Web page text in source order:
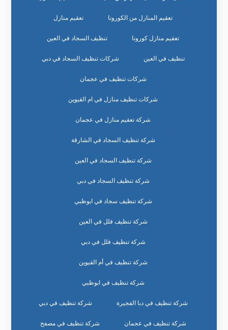
تعقيم المنازل من الكورونا تعقيم منازل
تعقيم منازل كورونا تنظيف السجاد في العين
تنظيف في العين شركات تنظيف السجاد في دبي
شركات تنظيف في عجمان
شركات تنظيف منازل في ام القيوين
شركة تعقيم منازل في عجمان
شركة تنظيف السجاد في الشارقة
شركة تنظيف السجاد في العين
شركة تنظيف السجاد في دبي
شركة تنظيف سجاد في ابوظبي
شركة تنظيف فلل في العين
شركة تنظيف فلل في دبي
شركة تنظيف في أم القيوين
شركة تنظيف في ابوظبي
شركة تنظيف في دبا الفجيرة شركة تنظيف في دبي
شركة تنظيف في عجمان شركة تنظيف في مصفح